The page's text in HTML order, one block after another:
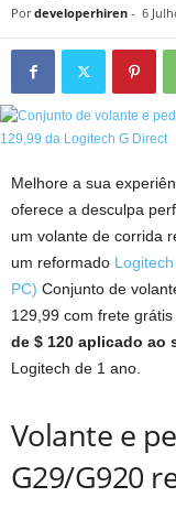
Por developerhiren - 6
Melhore a sua
oferece a desculpa
um volante de corrida
um reformado
PC) Conjunto de
129,99 com frete
de $ 120 aplicado ao
Logitech de 1 ano.
Volante e
G29/G920